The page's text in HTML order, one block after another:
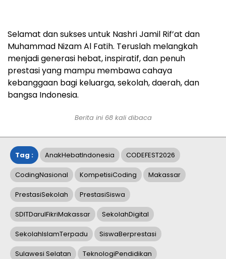
Selamat dan sukses untuk Nashri Jamil Rif’at dan
Muhammad Nizam Al Fatih. Teruslah melangkah
menjadi generasi hebat, inspiratif, dan penuh
prestasi yang mampu membawa cahaya
kebanggaan bagi keluarga, sekolah, daerah, dan
bangsa Indonesia.
Berita ini 68kali dibaca
Tag : AnakHebatIndonesia CODEFEST2026
CodingNasional KompetisiCoding Makassar
PrestasiSekolah PrestasiSiswa
SDITDarulFikriMakassar SekolahDigital
SekolahIslamTerpadu SiswaBerprestasi
Sulawesi Selatan TeknologiPendidikan